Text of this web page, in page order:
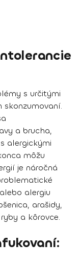
s určitými
skonzumovaní.
a brucha,
alergickými
môžu
je náročná
alergiu
arašidy,
a kôrovce.